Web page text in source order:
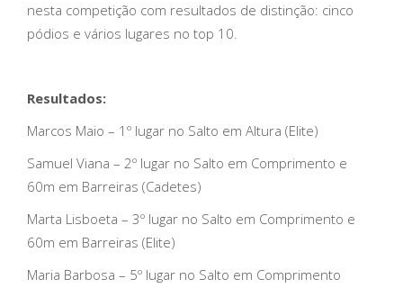
nesta competição com resultados de distinção: cinco
pódios e vários lugares no top 10.
Resultados:
Marcos Maio – 1º lugar no Salto em Altura (Elite)
Samuel Viana – 2º lugar no Salto em Comprimento e
60m em Barreiras (Cadetes)
Marta Lisboeta – 3º lugar no Salto em Comprimento e
60m em Barreiras (Elite)
Maria Barbosa – 5º lugar no Salto em Comprimento